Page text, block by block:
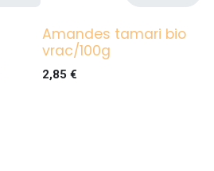
Amandes tamari bio
vrac/100g
2,85 €